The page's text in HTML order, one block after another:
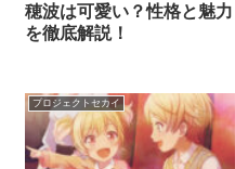
穂波は可愛い？性格と魅力
を徹底解説！
プロジェクトセカイ